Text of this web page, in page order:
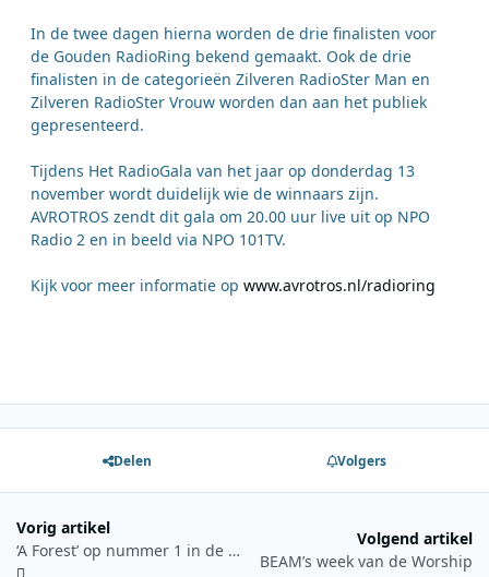
In de twee dagen hierna worden de drie finalisten voor
de Gouden RadioRing bekend gemaakt. Ook de drie
finalisten in de categorieën Zilveren RadioSter Man en
Zilveren RadioSter Vrouw worden dan aan het publiek
gepresenteerd.
Tijdens Het RadioGala van het jaar op donderdag 13
november wordt duidelijk wie de winnaars zijn.
AVROTROS zendt dit gala om 20.00 uur live uit op NPO
Radio 2 en in beeld via NPO 101TV.
Kijk voor meer informatie op www.avrotros.nl/radioring
Delen Volgers
Vorig artikel
‘A Forest’ op nummer 1 in de Top 100 van Jouw Jaren 80
Volgend artikel
BEAM’s week van de Worship